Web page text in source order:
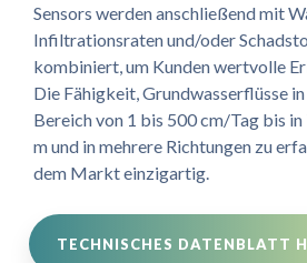
Sensors werden anschließend mit
Infiltrationsraten und/oder
kombiniert, um Kunden wertvolle
Die Fähigkeit, Grundwasserflüsse
Bereich von 1 bis 500 cm/Tag bis
m und in mehrere Richtungen zu
dem Markt einzigartig.
TECHNISCHES DATENBLATT